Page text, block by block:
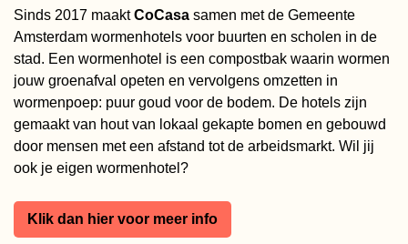
Sinds 2017 maaktCoCasa samen met de Gemeente
Amsterdam wormenhotels voor buurten en scholen in de
stad. Een wormenhotel is een compostbak waarin wormen
jouw groenafval opeten en vervolgens omzetten in
wormenpoep: puur goud voor de bodem. De hotels zijn
gemaakt van hout van lokaal gekapte bomen en gebouwd
door mensen met een afstand tot de arbeidsmarkt. Wil jij
ook je eigen wormenhotel?
Klik dan hier voor meer info